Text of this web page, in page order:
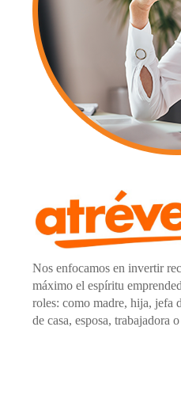
Nos enfocamos en invertir
máximo el espíritu
roles: como madre, hija, jefa
de casa, esposa, trabajadora